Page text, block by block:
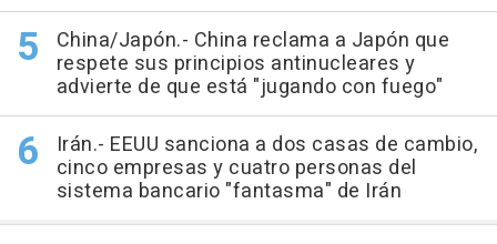
China/Japón.- China reclama a Japón que
respete sus principios antinucleares y
advierte de que está "jugando con fuego"
Irán.- EEUU sanciona a dos casas de cambio,
cinco empresas y cuatro personas del
sistema bancario "fantasma" de Irán